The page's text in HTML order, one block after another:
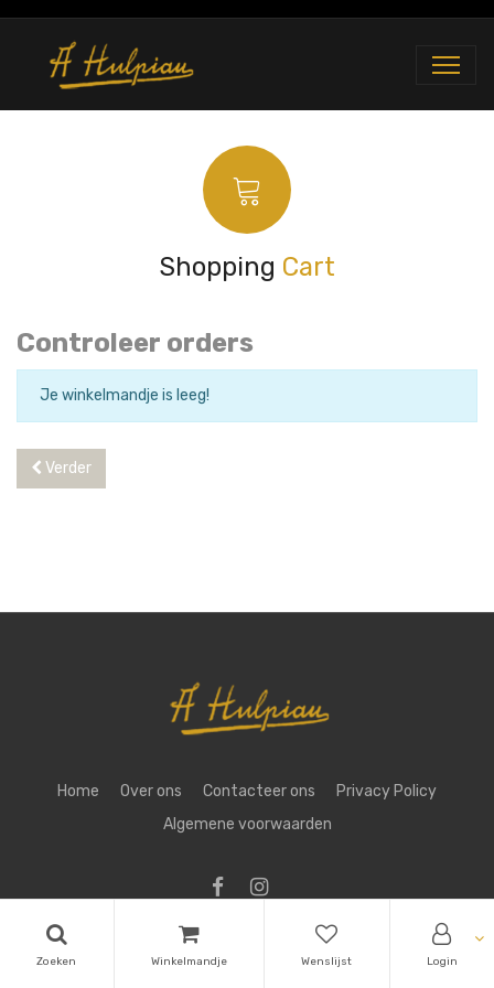
Zoeken Winkelmandje Wenslijst Login
Shopping Cart
Controleer orders
Je winkelmandje is leeg!
Verder
Home Over ons Contacteer ons
Privacy Policy
Algemene voorwaarden
Copyright © Aug. Hulpiau NV